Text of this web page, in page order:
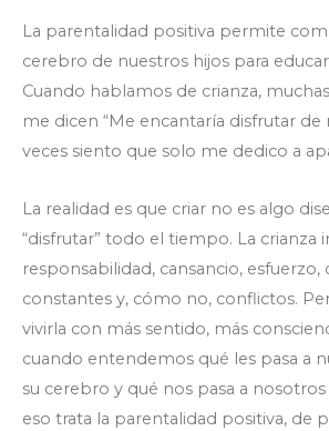
La parentalidad positiva permite
cerebro de nuestros hijos para
Cuando hablamos de crianza,
me dicen “Me encantaría disfrutar de
veces siento que solo me dedico a
La realidad es que criar no es algo
“disfrutar” todo el tiempo. La crianza
responsabilidad, cansancio, esfuerzo,
constantes y, cómo no, conflictos.
vivirla con más sentido, más
cuando entendemos qué les pasa a
su cerebro y qué nos pasa a
eso trata la parentalidad positiva, de